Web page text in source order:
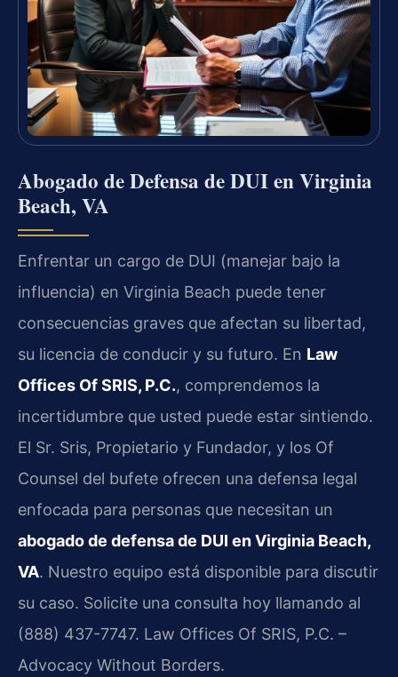
Abogado de Defensa de DUI en Virginia
Beach, VA
Enfrentar un cargo de DUI (manejar bajo la
influencia) en Virginia Beach puede tener
consecuencias graves que afectan su libertad,
su licencia de conducir y su futuro. En Law
Offices Of SRIS, P.C., comprendemos la
incertidumbre que usted puede estar sintiendo.
El Sr. Sris, Propietario y Fundador, y los Of
Counsel del bufete ofrecen una defensa legal
enfocada para personas que necesitan un
abogado de defensa de DUI en Virginia Beach,
VA. Nuestro equipo está disponible para discutir
su caso. Solicite una consulta hoy llamando al
(888) 437-7747. Law Offices Of SRIS, P.C. –
Advocacy Without Borders.